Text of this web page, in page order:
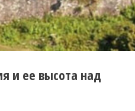
и ее высота над